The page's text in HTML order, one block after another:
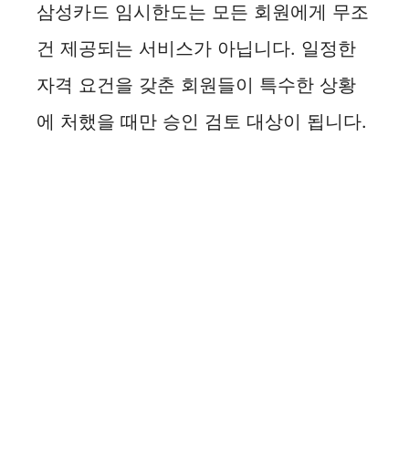
삼성카드 임시한도는 모든 회원에게 무조
건 제공되는 서비스가 아닙니다. 일정한
자격 요건을 갖춘 회원들이 특수한 상황
에 처했을 때만 승인 검토 대상이 됩니다.